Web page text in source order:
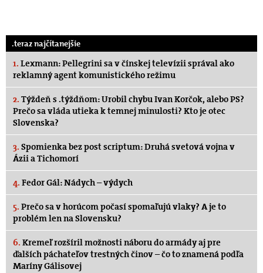
.teraz najčítanejšie
1. Lexmann: Pellegrini sa v čínskej televízii správal ako
reklamný agent komunistického režimu
2. Týždeň s .týždňom: Urobil chybu Ivan Korčok, alebo PS?
Prečo sa vláda utieka k temnej minulosti? Kto je otec
Slovenska?
3. Spomienka bez post scriptum: Druhá svetová vojna v
Ázii a Tichomorí
4. Fedor Gál: Nádych – výdych
5. Prečo sa v horúcom počasí spomaľujú vlaky? A je to
problém len na Slovensku?
6. Kremeľ rozšíril možnosti náboru do armády aj pre
ďalších páchateľov trestných činov – čo to znamená podľa
Maríny Gálisovej